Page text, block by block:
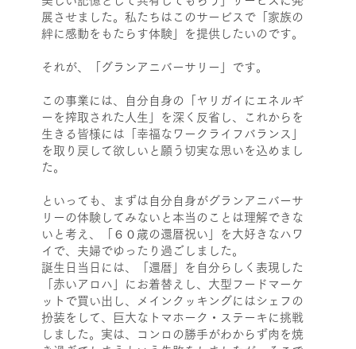
展させました。私たちはこのサービスで「家族の
絆に感動をもたらす体験」を提供したいのです。
それが、「グランアニバーサリー」です。
この事業には、自分自身の「ヤリガイにエネルギ
ーを搾取された人生」を深く反省し、これからを
生きる皆様には「幸福なワークライフバランス」
を取り戻して欲しいと願う切実な思いを込めまし
た。
といっても、まずは自分自身がグランアニバーサ
リーの体験してみないと本当のことは理解できな
いと考え、「６０歳の還暦祝い」を大好きなハワ
イで、夫婦でゆったり過ごしました。
誕生日当日には、「還暦」を自分らしく表現した
「赤いアロハ」にお着替えし、大型フードマーケ
ットで買い出し、
メインクッキングには シェフの
扮装をして、巨大なトマホーク・ステーキに挑戦
しました。 実は、コンロの勝手がわからず肉を焼